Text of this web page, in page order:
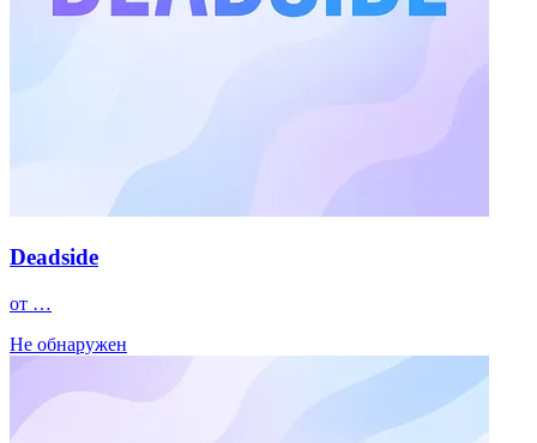
Deadside
от …
Не обнаружен